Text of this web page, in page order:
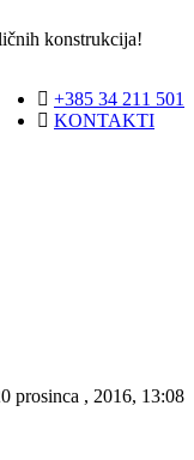
konstrukcija!
+385 34 211 501
KONTAKTI
prosinca , 2016, 13:08